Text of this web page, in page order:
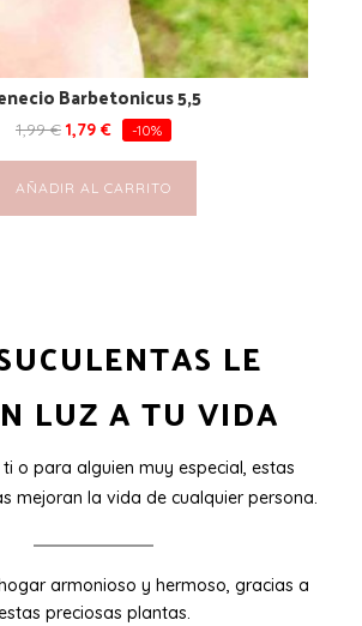
Barbetonicus 5,5
1,99€ 1,79 € -10%
AÑADIR AL CARRITO
LE
LUZ A TU VIDA
o para alguien muy especial, estas
mejoran la vida de cualquier persona.
armonioso y hermoso, gracias a
preciosas plantas.